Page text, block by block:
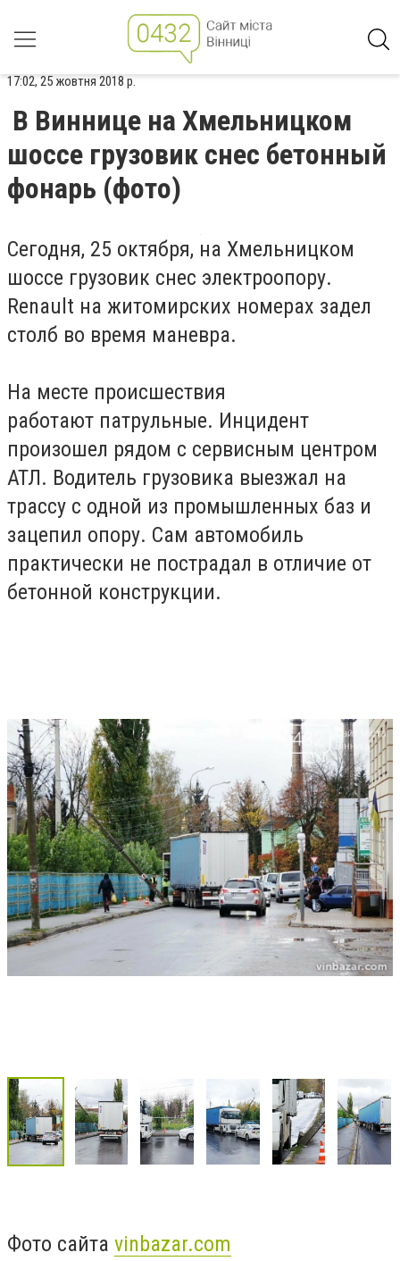
17:02, 25 жовтня 2018 р.
В Виннице на Хмельницком
шоссе грузовик снес бетонный
фонарь (фото)
Сегодня, 25 октября, на Хмельницком
шоссе грузовик снес электроопору.
Renault на житомирских номерах задел
столб во время маневра.
На месте происшествия
работают патрульные. Инцидент
произошел рядом с сервисным центром
АТЛ. Водитель грузовика выезжал на
трассу с одной из промышленных баз и
зацепил опору. Сам автомобиль
практически не пострадал в отличие от
бетонной конструкции.
Фото сайта vinbazar.com